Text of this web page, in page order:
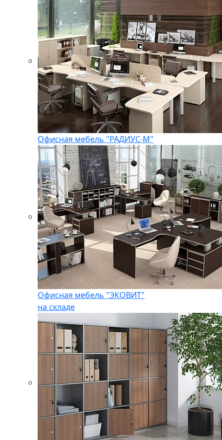
Офисная мебель "РАДИУС-М"
Офисная мебель "ЭКОВИТ"
на складе